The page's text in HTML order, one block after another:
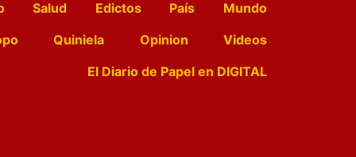
Salud Edictos País
Mundo
Quiniela Opinion
Videos
El Diario de Papel en DIGITAL